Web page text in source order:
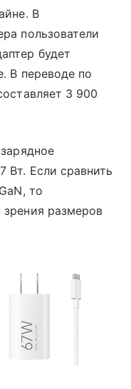
В
пользователи
будет
В переводе по
3 900
Вт. Если сравнить
GaN, то
размеров